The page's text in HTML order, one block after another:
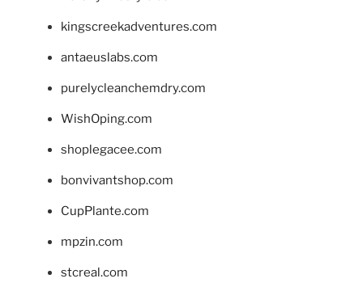
kingscreekadventures.com
antaeuslabs.com
purelycleanchemdry.com
WishOping.com
shoplegacee.com
bonvivantshop.com
CupPlante.com
mpzin.com
stcreal.com